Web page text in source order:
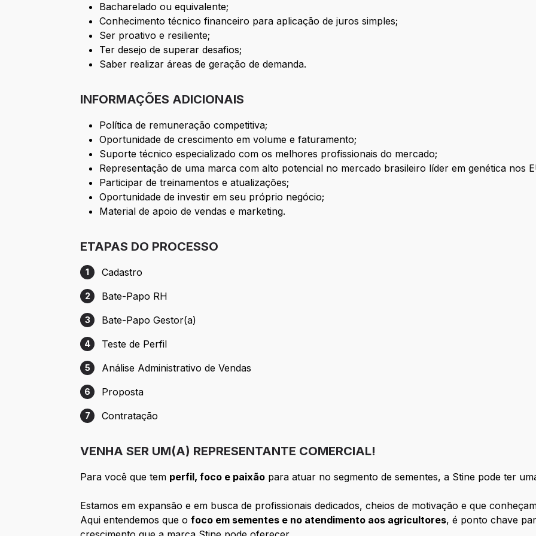
Bacharelado ou equivalente;
Conhecimento técnico financeiro para aplicação de juros simples;
Ser proativo e resiliente;
Ter desejo de superar desafios;
Saber realizar áreas de geração de demanda.
INFORMAÇÕES ADICIONAIS
Política de remuneração competitiva;
Oportunidade de crescimento em volume e faturamento;
Suporte técnico especializado com os melhores profissionais do mercado;
Representação de uma marca com alto potencial no mercado brasileiro líder em genética nos
Participar de treinamentos e atualizações;
Oportunidade de investir em seu próprio negócio;
Material de apoio de vendas e marketing.
ETAPAS DO PROCESSO
Etapa 1: Cadastro
1 Cadastro
Etapa 2: Bate-Papo RH
2 Bate-Papo RH
Etapa 3: Bate-Papo Gestor(a)
3 Bate-Papo Gestor(a)
Etapa 4: Teste de Perfil
4 Teste de Perfil
Etapa 5: Análise Administrativo de Vendas
5 Análise Administrativo de Vendas
Etapa 6: Proposta
6 Proposta
Etapa 7: Contratação
7 Contratação
VENHA SER UM(A) REPRESENTANTE COMERCIAL!
Para você que tem perfil, foco e paixão para atuar no segmento de sementes, a Stine pode ter
Estamos em expansão e em busca de profissionais dedicados, cheios de motivação e que
Aqui entendemos que ofoco em sementes e no atendimento aos agricultores, é ponto chave